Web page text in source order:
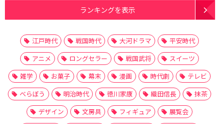
ランキングを表示
江戸時代 戦国時代 大河ドラマ
平安時代
アニメ
ロングセラー 戦国武将
スイーツ
雑学
お菓子 幕末 漫画 時代劇
テレビ
べらぼう
明治時代 徳川家康 織田信長
抹茶
デザイン
文房具 フィギュア
展覧会